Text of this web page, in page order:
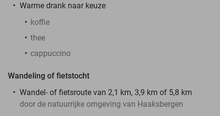
Warme drank naar keuze
koffie
thee
cappuccino
Wandeling of fietstocht
Wandel- of fietsroute van 2,1 km, 3,9 km of 5,8 km
door de natuurrijke omgeving van Haaksbergen